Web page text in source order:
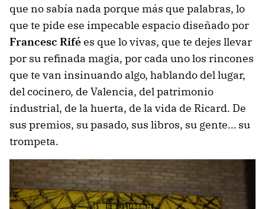
que no sabía nada porque más que palabras, lo
que te pide ese impecable espacio diseñado por
Francesc Rifées que lo vivas, que te dejes llevar
por su refinada magia, por cada uno los rincones
que te van insinuando algo, hablando del lugar,
del cocinero, de Valencia, del patrimonio
industrial, de la huerta, de la vida de Ricard. De
sus premios, su pasado, sus libros, su gente… su
trompeta.